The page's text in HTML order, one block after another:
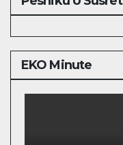
EKO Minute